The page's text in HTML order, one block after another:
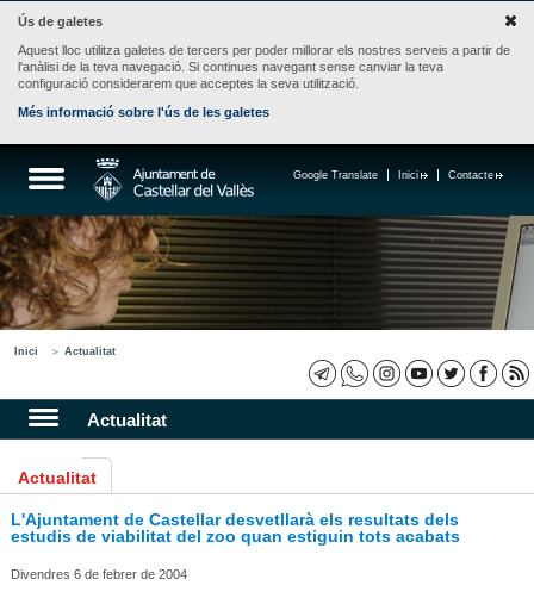
Ús de galetes
Aquest lloc utilitza galetes de tercers per poder millorar els nostres serveis a partir de
l'anàlisi de la teva navegació. Si continues navegant sense canviar la teva
configuració considerarem que acceptes la seva utilització.
Més informació sobre l'ús de les galetes
Contacte
Inici
Google Translate
Inici Actualitat
Actualitat
Actualitat
L'Ajuntament de Castellar desvetllarà els resultats dels
estudis de viabilitat del zoo quan estiguin tots acabats
Divendres 6 de febrer de 2004